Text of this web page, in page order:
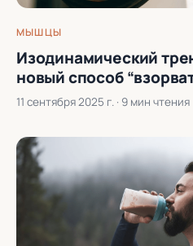
МЫШЦЫ
Изодинамический
новый способ
11 сентября 2025 г. · 9 мин чтения